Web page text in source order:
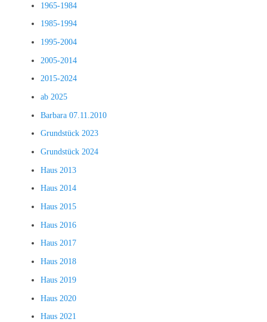
1965-1984
1985-1994
1995-2004
2005-2014
2015-2024
ab 2025
Barbara 07.11.2010
Grundstück 2023
Grundstück 2024
Haus 2013
Haus 2014
Haus 2015
Haus 2016
Haus 2017
Haus 2018
Haus 2019
Haus 2020
Haus 2021